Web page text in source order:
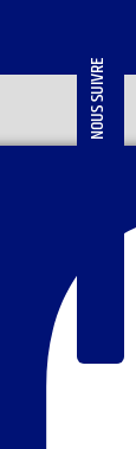
NOUS SUIVRE